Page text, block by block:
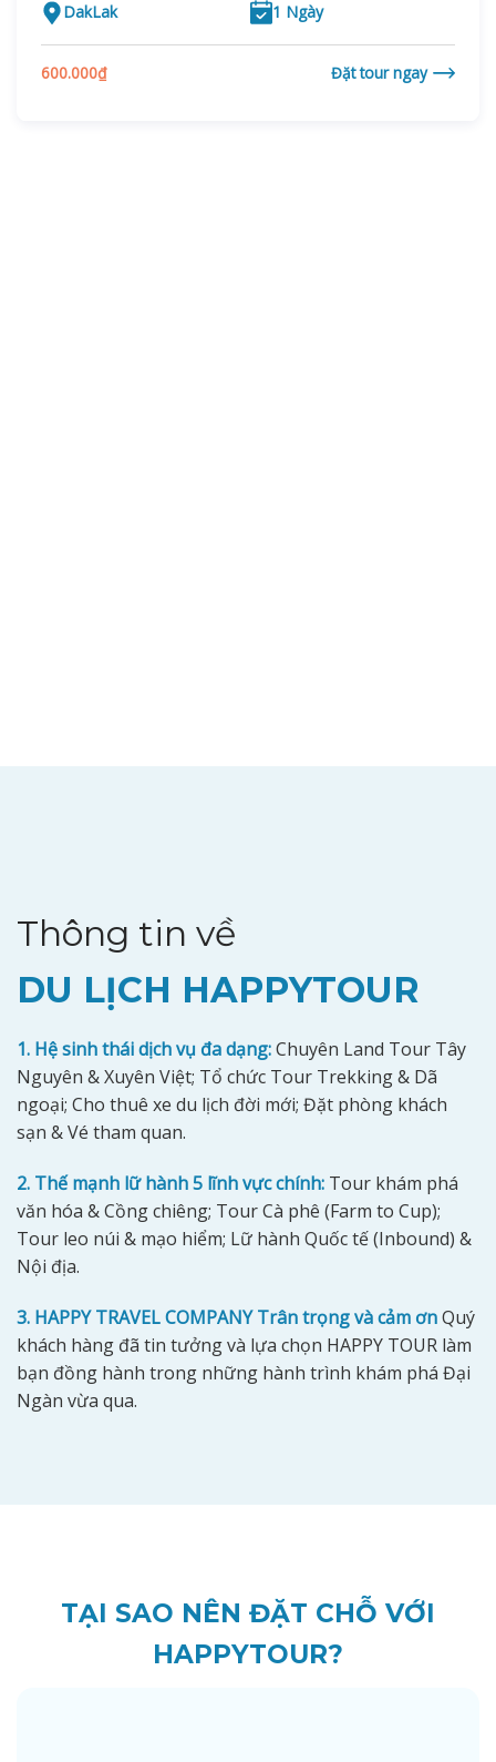
DakLak 1 Ngày
600.000₫ Đặt tour ngay
Thông tin về
DU LỊCH HAPPYTOUR
1. Hệ sinh thái dịch vụ đa dạng:Chuyên Land Tour Tây
Nguyên & Xuyên Việt; Tổ chức Tour Trekking & Dã
ngoại; Cho thuê xe du lịch đời mới; Đặt phòng khách
sạn & Vé tham quan.
2. Thế mạnh lữ hành 5 lĩnh vực chính: Tour khám phá
văn hóa & Cồng chiêng; Tour Cà phê (Farm to Cup);
Tour leo núi & mạo hiểm; Lữ hành Quốc tế (Inbound) &
Nội địa.
3. HAPPY TRAVEL COMPANY Trân trọng và cảm ơnQuý
khách hàng đã tin tưởng và lựa chọn HAPPY TOUR làm
bạn đồng hành trong những hành trình khám phá Đại
Ngàn vừa qua.
TẠI SAO NÊN ĐẶT CHỖ VỚI
HAPPYTOUR?